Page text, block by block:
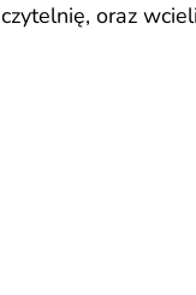
czytelnię, oraz